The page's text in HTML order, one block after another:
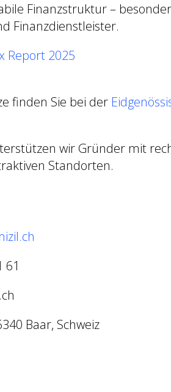
Finanzstruktur –
Finanzdienstleister.
Report 2025
finden Sie bei der
wir Gründer mit
Standorten.
61
Baar, Schweiz